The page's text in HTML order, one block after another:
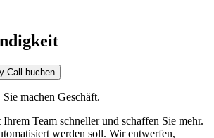
Call buchen
machen Geschäft.
Team schneller und schaffen Sie mehr.
werden soll. Wir entwerfen,